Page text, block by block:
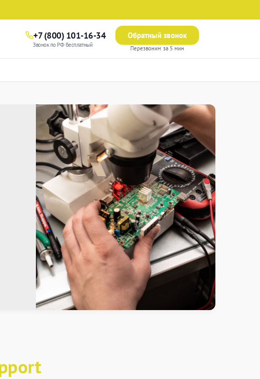
+7 (800) 101-16-34
Звонок по РФ бесплатный
Обратный звонок
Перезвоним за 5 мин